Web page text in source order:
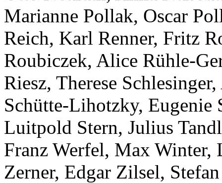
Marianne Pollak, Oscar
Reich, Karl Renner, Fritz
Roubiczek, Alice Rühle-
Riesz, Therese
Schütte-Lihotzky, Eugenie
Luitpold Stern, Julius
Franz Werfel, Max
Zerner, Edgar Zilsel,